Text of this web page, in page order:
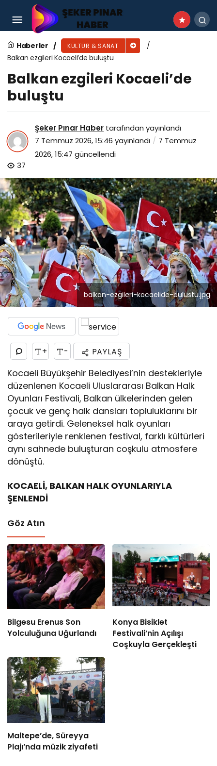
Haberler KÜLTÜR & SANAT
Balkan ezgileri Kocaeli’de buluştu
Balkan ezgileri Kocaeli’de
buluştu
Şeker Pınar Haber tarafından yayınlandı
7 Temmuz 2026, 15:46 yayınlandı
7 Temmuz
2026, 15:47 güncellendi
37
balkan-ezgileri-kocaelide-bulustu.jpg
+ - PAYLAŞ
Kocaeli Büyükşehir Belediyesi’nin destekleriyle
düzenlenen Kocaeli Uluslararası Balkan Halk
Oyunları Festivali, Balkan ülkelerinden gelen
çocuk ve genç halk dansları topluluklarını bir
araya getirdi. Geleneksel halk oyunları
gösterileriyle renklenen festival, farklı kültürleri
aynı sahnede buluşturan coşkulu atmosfere
dönüştü.
KOCAELİ, BALKAN HALK OYUNLARIYLA
ŞENLENDİ
Göz Atın
Bilgesu Erenus Son
Yolculuğuna Uğurlandı
Konya Bisiklet
Festivali’nin Açılışı
Coşkuyla Gerçekleşti
Maltepe’de, Süreyya
Plajı’nda müzik ziyafeti
İnegöl’de 39. Uluslararası Kültür Sanat Festivali
Başlıyor